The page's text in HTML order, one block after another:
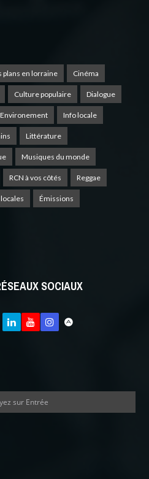
plans en lorraine Cinéma
Culture populaire Dialogue
Environement Info locale
Littérature
Musiques du monde
RCN à vos côtés Reggae
Émissions
SOCIAUX